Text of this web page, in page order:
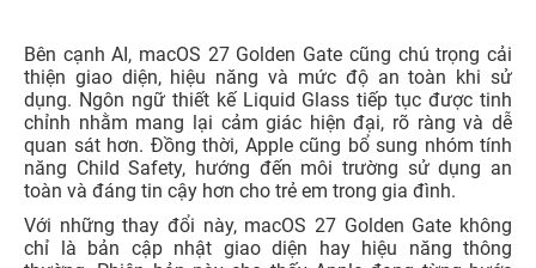
Bên cạnh AI, macOS 27 Golden Gate cũng chú trọng cải
thiện giao diện, hiệu năng và mức độ an toàn khi sử
dụng. Ngôn ngữ thiết kế Liquid Glass tiếp tục được tinh
chỉnh nhằm mang lại cảm giác hiện đại, rõ ràng và dễ
quan sát hơn. Đồng thời, Apple cũng bổ sung nhóm tính
năng Child Safety, hướng đến môi trường sử dụng an
toàn và đáng tin cậy hơn cho trẻ em trong gia đình.
Với những thay đổi này, macOS 27 Golden Gate không
chỉ là bản cập nhật giao diện hay hiệu năng thông